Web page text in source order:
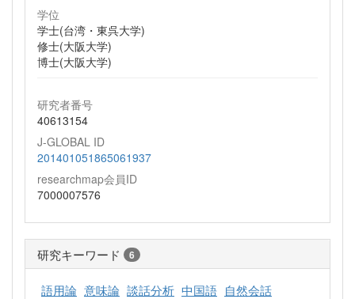
学位
学士(台湾・東呉大学)
修士(大阪大学)
博士(大阪大学)
研究者番号
40613154
J-GLOBAL ID
201401051865061937
researchmap会員ID
7000007576
研究キーワード 6
語用論 意味論 談話分析 中国語 自然会話